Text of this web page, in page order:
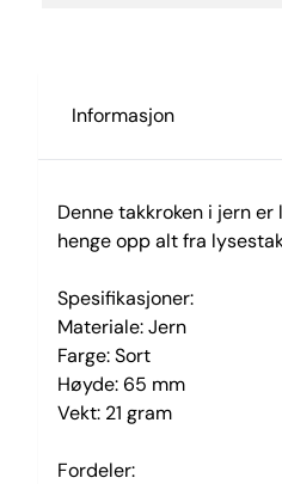
Informasjon
Denne takkroken i jern
henge opp alt fra
Spesifikasjoner:
Materiale: Jern
Farge: Sort
Høyde: 65 mm
Vekt: 21 gram
Fordeler: